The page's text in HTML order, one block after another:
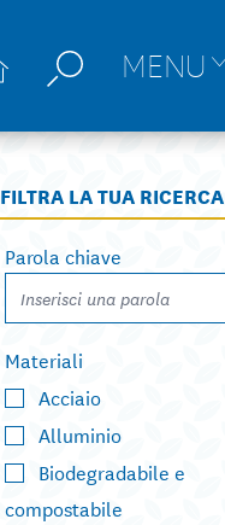
MENU
FILTRA LA TUA RICERCA
Parola chiave
Materiali
Acciaio
Alluminio
Biodegradabile e
compostabile